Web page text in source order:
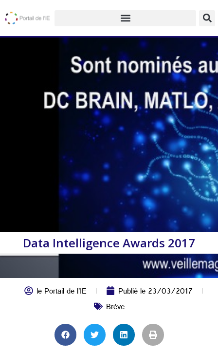
Data Intelligence Awards 2017
le Portail de l'IE Publié le23/03/2017
Brève